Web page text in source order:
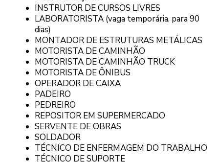
INSTRUTOR DE CURSOS LIVRES
LABORATORISTA (vaga temporária, para 90
dias)
MONTADOR DE ESTRUTURAS METÁLICAS
MOTORISTA DE CAMINHÃO
MOTORISTA DE CAMINHÃO TRUCK
MOTORISTA DE ÔNIBUS
OPERADOR DE CAIXA
PADEIRO
PEDREIRO
REPOSITOR EM SUPERMERCADO
SERVENTE DE OBRAS
SOLDADOR
TÉCNICO DE ENFERMAGEM DO TRABALHO
TÉCNICO DE SUPORTE